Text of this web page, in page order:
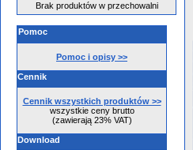
Brak produktów w przechowalni
Pomoc
Pomoc i opisy >>
Cennik
Cennik wszystkich produktów >>
wszystkie ceny brutto
(zawierają 23% VAT)
Download